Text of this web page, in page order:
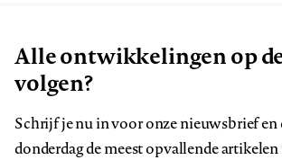
Alle ontwikkelingen op
volgen?
Schrijf je nu in voor onze nieuwsbrief en
donderdag de meest opvallende